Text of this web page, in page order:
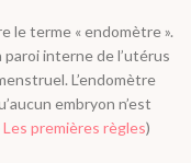
le terme « endomètre ».
paroi interne de l’utérus
L’endomètre
embryon n’est
Les premières règles)